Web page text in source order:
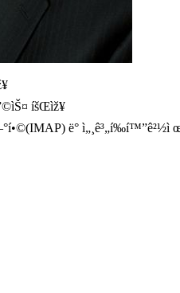
íšŒìž¥
ë° ì„¸ê³„í‰í™”ê²½ì